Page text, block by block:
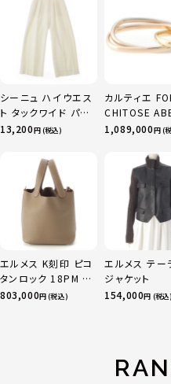
シーニュ ハイウエス
ト タックワイド パン
ツ ボトムス オフホワ
13,200円 (税込)
カルティエ
CHITOSE
sacai サカイ
ニティ リング
ルチカラー 50
52 24.9g
1,089,000円 (
エルメス K刻印 ピコ
タンロック 18PM ト
リヨン ハンドバッグ
803,000円 (税込)
エルメス テー
ジャケット
154,000円 (税込)